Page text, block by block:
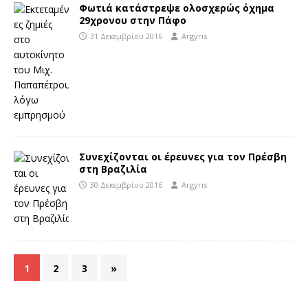
Φωτιά κατάστρεψε ολοσχερώς όχημα
29χρονου στην Πάφο
31 Δεκεμβρίου 2016 Argyris
Συνεχίζονται οι έρευνες για τον Πρέσβη
στη Βραζιλία
30 Δεκεμβρίου 2016 Argyris
1 2 3 »